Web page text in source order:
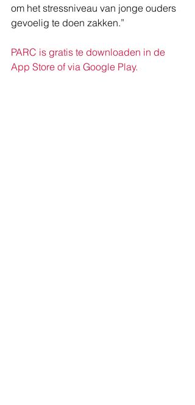
om het stressniveau van jonge ouders
gevoelig te doen zakken.”
PARC is gratis te downloaden in de
App Store of via Google Play.